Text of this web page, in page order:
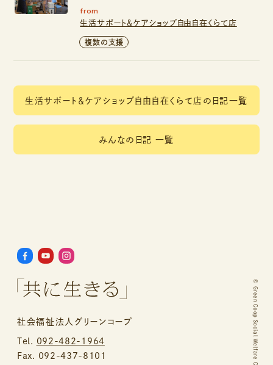
from
生活サポート＆ケアショップ自由自在くらて店
複数の支援
生活サポート＆ケアショップ自由自在くらて店の日記一覧
みんなの日記 一覧
社会福祉法人グリーンコープ
Tel. 092-482-1964
Fax. 092-437-8101
©
Green Coop Social Welfare Corporation.